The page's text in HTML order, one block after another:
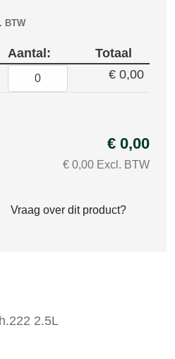
BTW
Aantal:
Totaal
€ 0,00
€ 0,00
€ 0,00 Excl. BTW
Vraag over dit product?
2.5L